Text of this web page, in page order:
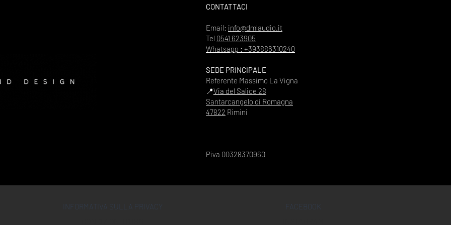
CONTATTACI
Email: info@dmlaudio.it
Tel 0541 623905
Whatsapp : +393886310240
SEDE PRINCIPALE
Referente Massimo La Vigna
📍Via del Salice 28
Santarcangelo di Romagna
47822 Rimini
Piva 00328370960
INFORMATIVA SULLA PRIVACY
FACEBOOK